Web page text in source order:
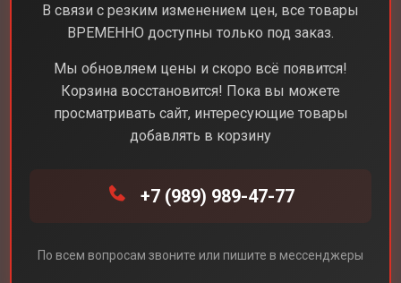
Планшеты
Apple iPad Pro 11 M5 Wi-Fi + сотовые данные
Apple iPad Pro 11 M5
В связи с резким изменением цен, все товары
ВРЕМЕННО доступны только под заказ.
Мы обновляем цены и скоро всё появится!
Корзина восстановится! Пока вы можете
просматривать сайт, интересующие товары
добавлять в корзину
+7 (989) 989-47-77
По всем вопросам звоните или пишите в мессенджеры